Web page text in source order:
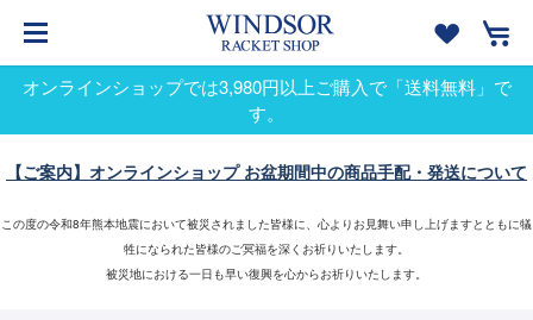
オンラインショップでは3,980円以上ご購入で「送料無料」で
す。
【ご案内】オンラインショップ お盆期間中の商品手配・発送について
この度の令和8年熊本地震において被災されました皆様に、心よりお見舞い申し上げますとともに犠
牲になられた皆様のご冥福を深くお祈りいたします。
被災地における一日も早い復興を心からお祈りいたします。